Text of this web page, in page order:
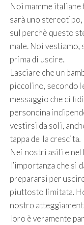
Noi mamme
sarà uno stereotipo,
sul perchè questo
male. Noi
prima di uscire.
Lasciare che un
piccolino, secondo
messaggio che ci
personcina
vestirsi da soli,
tappa della crescita.
Nei nostri asili e
l’importanza che si
prepararsi per
piuttosto limitata.
nostro
loro è veramente